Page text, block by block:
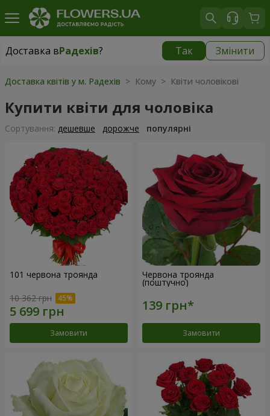
Доставка вРадехів? Так Змінити
Доставка вРадехів|
Доставка квітів у м. Радехів > Кому > Квіти чоловікові
Купити квіти для чоловіка
Сортування: дешевше дорожче популярні
101 червона троянда
10 362 грн
Замовити
Червона троянда
(поштучно)
Замовити